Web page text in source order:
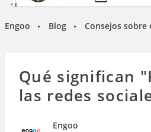
Engoo ► Blog ► Consejos sobre
Qué significan
las redes
Engoo